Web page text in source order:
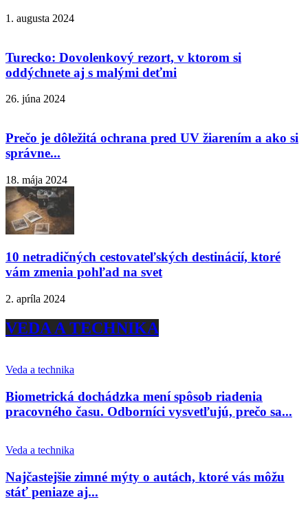
1. augusta 2024
Turecko: Dovolenkový rezort, v ktorom si
oddýchnete aj s malými deťmi
26. júna 2024
Prečo je dôležitá ochrana pred UV žiarením a ako si
správne...
18. mája 2024
10 netradičných cestovateľských destinácií, ktoré
vám zmenia pohľad na svet
2. apríla 2024
VEDA A TECHNIKA
Veda a technika
Biometrická dochádzka mení spôsob riadenia
pracovného času. Odborníci vysvetľujú, prečo sa...
Veda a technika
Najčastejšie zimné mýty o autách, ktoré vás môžu
stáť peniaze aj...